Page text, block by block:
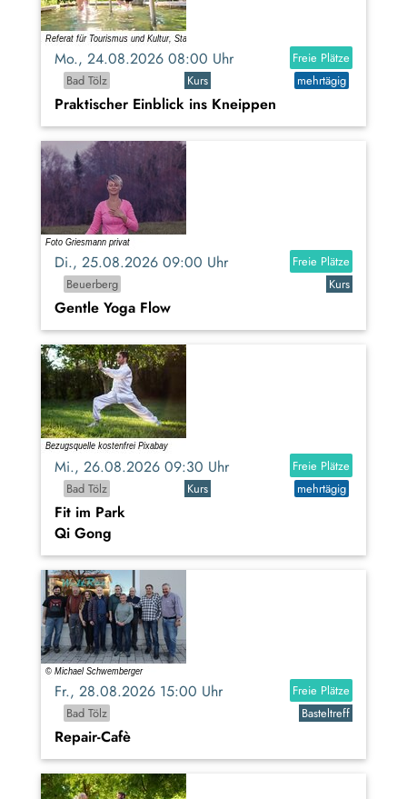
Mo., 24.08.2026 08:00 Uhr
Freie Plätze
Bad Tölz
Kurs mehrtägig
Praktischer Einblick ins Kneippen
Di., 25.08.2026 09:00 Uhr
Freie Plätze
Beuerberg
Kurs
Gentle Yoga Flow
Mi., 26.08.2026 09:30 Uhr
Freie Plätze
Bad Tölz
Kurs mehrtägig
Fit im Park
Qi Gong
Fr., 28.08.2026 15:00 Uhr
Freie Plätze
Bad Tölz
Basteltreff
Repair-Cafè